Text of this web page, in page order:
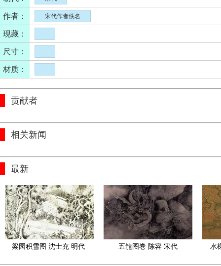
作者： 宋代作者佚名
现藏：
尺寸：
材质：
贡献者
相关新闻
最新
梁园积雪图 沈士充 明代
五龍图巻 陈容 宋代 水